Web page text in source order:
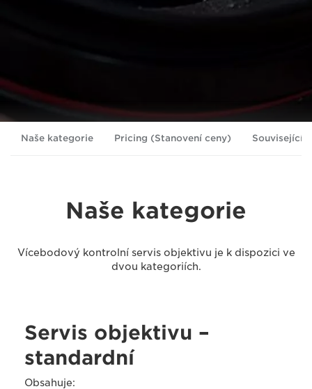
Naše kategorie Pricing (Stanovení ceny) Související
Naše kategorie
Vícebodový kontrolní servis objektivu je k dispozici ve
dvou kategoriích.
Servis objektivu –
standardní
Obsahuje: